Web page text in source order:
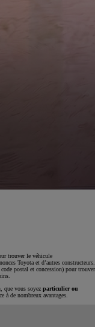
trouver le véhicule
Toyota et d’autres constructeurs.
postal et concession) pour trouver
que vous soyez particulier ou
à de nombreux avantages.